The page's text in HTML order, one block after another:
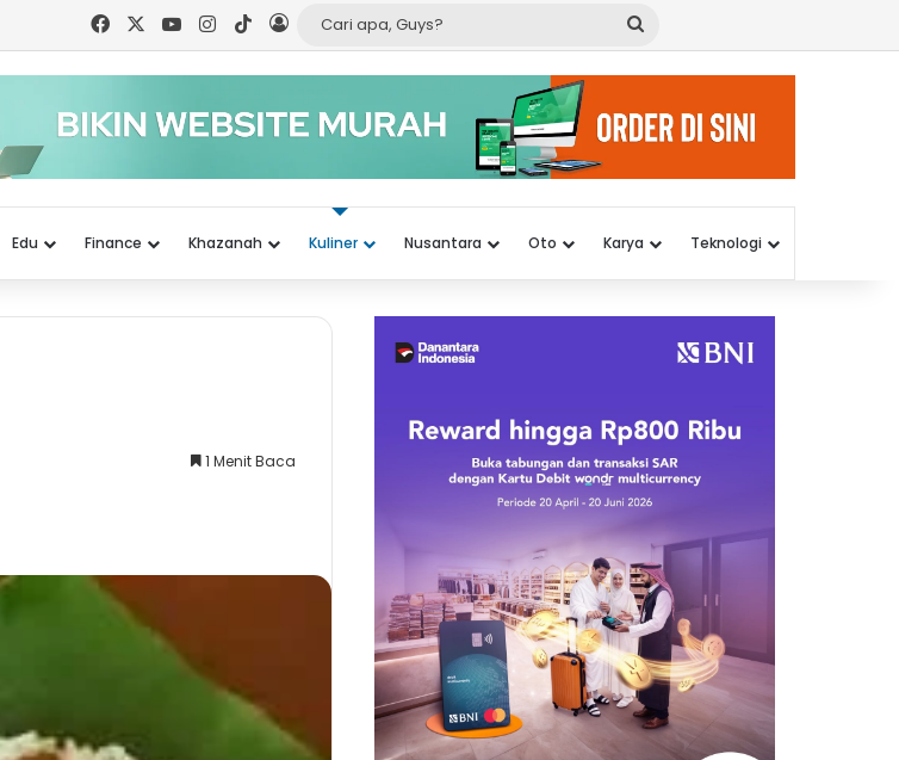
FacebookYouTubeInstagram
TikTokLog In
Cari
Guys?
Edu Finance Khazanah Kuliner Nusantara Oto Karya Teknologi
1 Menit Baca